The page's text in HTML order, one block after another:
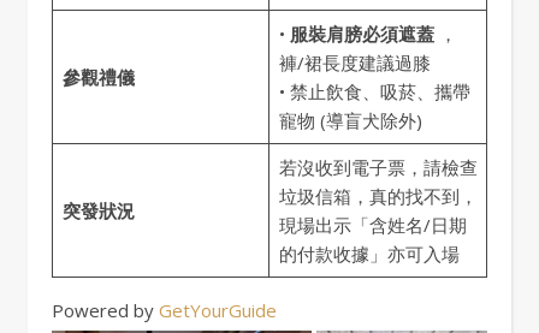
參觀禮儀
• 服裝肩膀必須遮蓋，
褲/裙長度建議過膝
• 禁止飲食、吸菸、攜帶
寵物 (導盲犬除外)
突發狀況
若沒收到電子票，請檢查
垃圾信箱，真的找不到，
現場出示「含姓名/日期
的付款收據」亦可入場
Powered by GetYourGuide